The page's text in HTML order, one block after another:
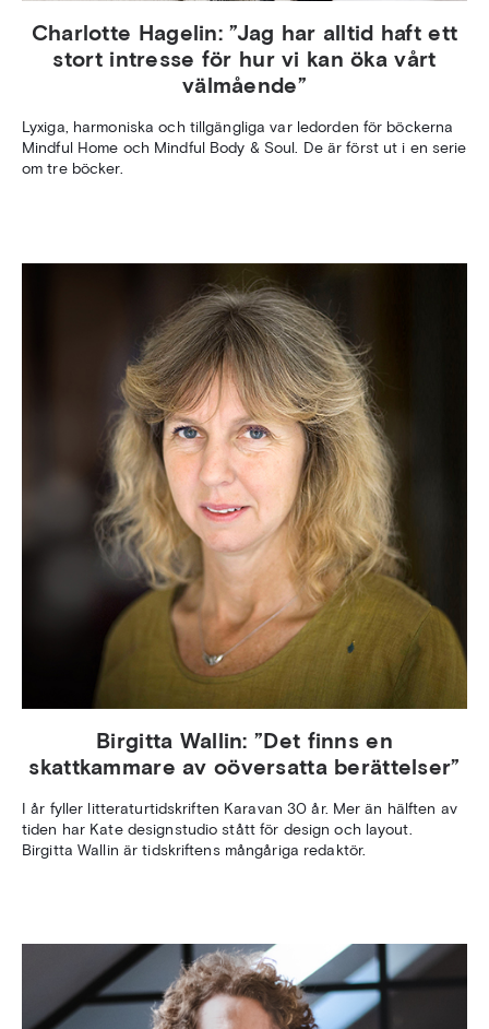
Charlotte Hagelin: ”Jag har alltid haft ett
stort intresse för hur vi kan öka vårt
välmående”
Lyxiga, harmoniska och tillgängliga var ledorden för böckerna
Mindful Home och Mindful Body & Soul. De är först ut i en serie
om tre böcker.
Birgitta Wallin: ”Det finns en
skattkammare av oöversatta berättelser”
I år fyller litteraturtidskriften Karavan 30 år. Mer än hälften av
tiden har Kate designstudio stått för design och layout.
Birgitta Wallin är tidskriftens mångåriga redaktör.